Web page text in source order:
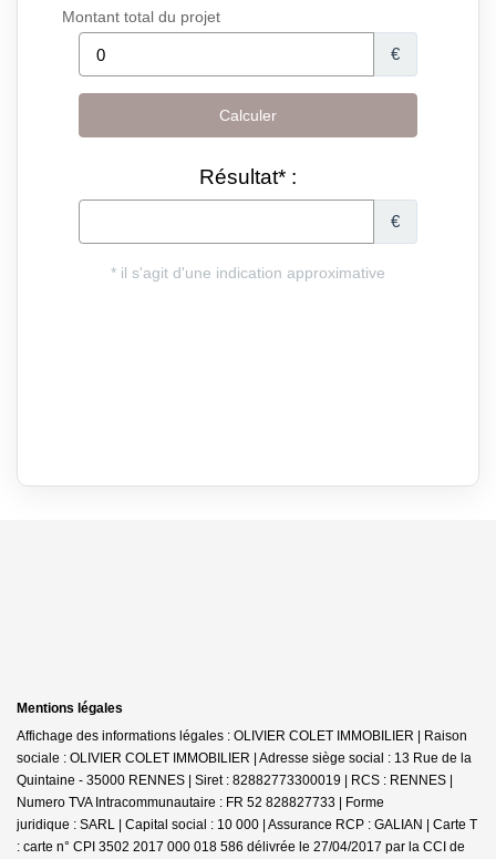
Mentions légales
Affichage des informations légales : OLIVIER COLET IMMOBILIER | Raison
sociale : OLIVIER COLET IMMOBILIER | Adresse siège social : 13 Rue de la
Quintaine - 35000 RENNES | Siret : 82882773300019 | RCS : RENNES |
Numero TVA Intracommunautaire : FR 52 828827733 | Forme
juridique : SARL | Capital social : 10 000 | Assurance RCP : GALIAN | Carte T
: carte n° CPI 3502 2017 000 018 586 délivrée le 27/04/2017 par la CCI de